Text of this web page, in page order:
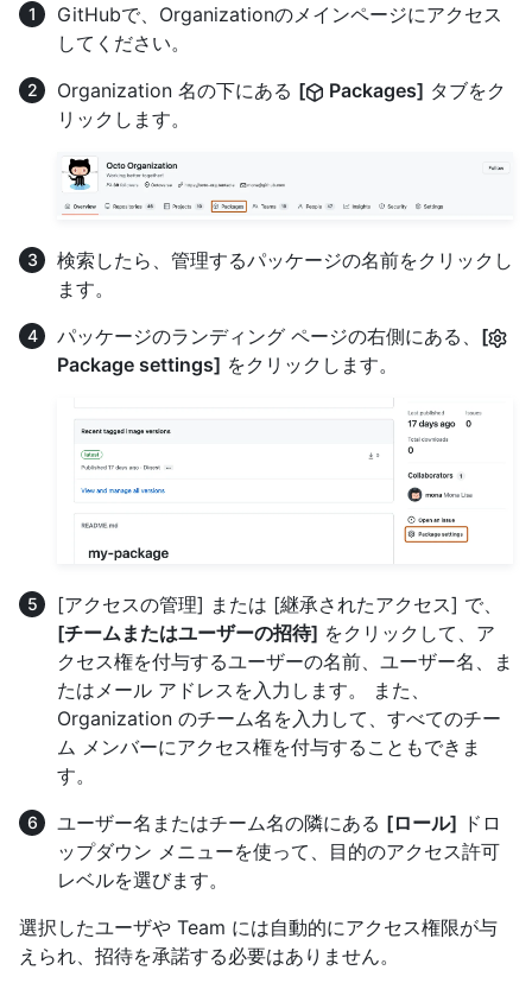
GitHubで、Organizationのメインページにアクセス
してください。
Organization 名の下にある [ Packages] タブをク
リックします。
検索したら、管理するパッケージの名前をクリックし
ます。
パッケージのランディング ページの右側にある、 [
Package settings] をクリックします。
[アクセスの管理] または [継承されたアクセス] で、
[チームまたはユーザーの招待] をクリックして、ア
クセス権を付与するユーザーの名前、ユーザー名、ま
たはメール アドレスを入力します。 また、
Organization のチーム名を入力して、すべてのチー
ム メンバーにアクセス権を付与することもできま
す。
ユーザー名またはチーム名の隣にある [ロール] ドロ
ップダウン メニューを使って、目的のアクセス許可
レベルを選びます。
選択したユーザや Team には自動的にアクセス権限が与
えられ、招待を承諾する必要はありません。